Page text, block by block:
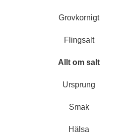
Grovkornigt
Flingsalt
Allt om salt
Ursprung
Smak
Hälsa